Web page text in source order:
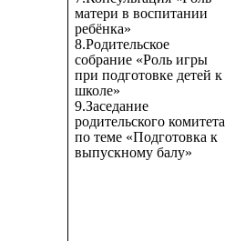
матери в воспитании
ребёнка»
8.Родительское
собрание «Роль игры
при подготовке детей к
школе»
9.Заседание
родительского комитета
по теме «Подготовка к
выпускному балу»